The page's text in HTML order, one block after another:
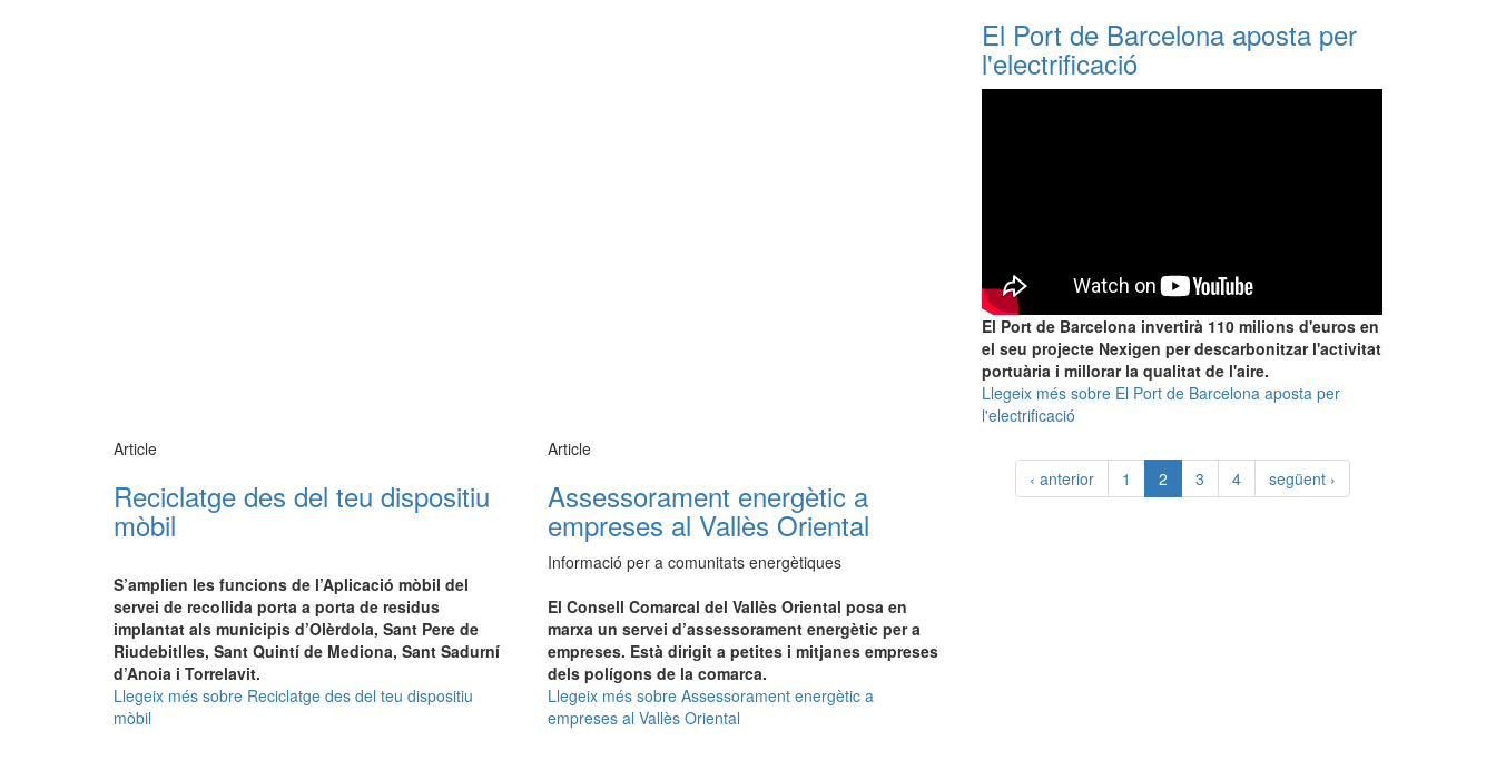
El Port de Barcelona aposta per
l'electrificació
El Port de Barcelona invertirà 110 milions d'euros en
el seu projecte Nexigen per descarbonitzar l'activitat
portuària i millorar la qualitat de l'aire.
Llegeix més sobre El Port de Barcelona aposta per
l'electrificació
Article
Reciclatge des del teu dispositiu
mòbil
S’amplien les funcions de l’Aplicació mòbil del
servei de recollida porta a porta de residus
implantat als municipis d’Olèrdola, Sant Pere de
Riudebitlles, Sant Quintí de Mediona, Sant Sadurní
d’Anoia i Torrelavit.
Llegeix més sobre Reciclatge des del teu dispositiu
mòbil
Article
Assessorament energètic a
empreses al Vallès Oriental
Informació per a comunitats energètiques
El Consell Comarcal del Vallès Oriental posa en
marxa un servei d’assessorament energètic per a
empreses. Està dirigit a petites i mitjanes empreses
dels polígons de la comarca.
Llegeix més sobre Assessorament energètic a
empreses al Vallès Oriental
‹ anterior 1 2 3 4 següent ›